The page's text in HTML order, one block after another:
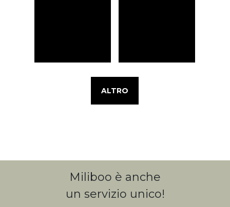
ALTRO
Miliboo è anche
un servizio unico!